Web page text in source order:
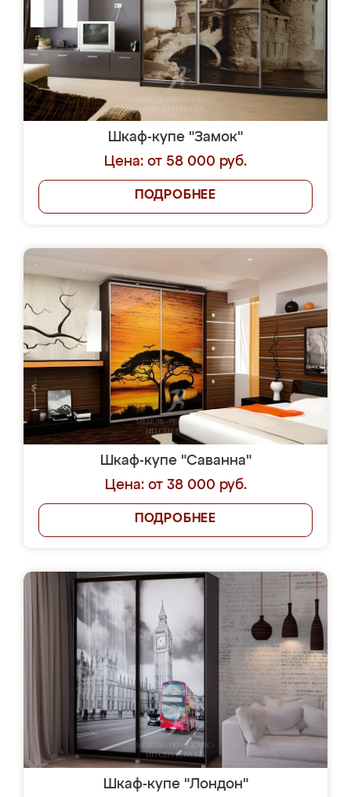
Шкаф-купе "Замок"
Цена: от 58 000 руб.
ПОДРОБНЕЕ
Шкаф-купе "Саванна"
Цена: от 38 000 руб.
ПОДРОБНЕЕ
Шкаф-купе "Лондон"